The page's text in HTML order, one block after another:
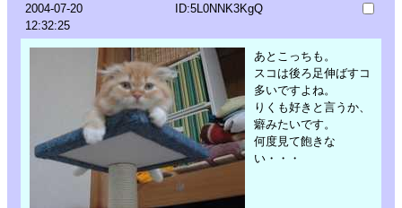
2004-07-20
12:32:25
ID:5L0NNK3KgQ
あとこっちも。
スコは後ろ足伸ばすコ
多いですよね。
りくも好きと言うか、
癖みたいです。
何度見て飽きな
い・・・